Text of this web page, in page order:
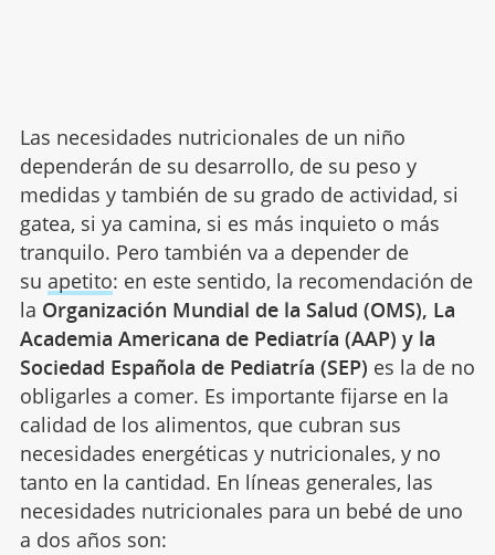
Las necesidades nutricionales de un niño
dependerán de su desarrollo, de su peso y
medidas y también de su grado de actividad, si
gatea, si ya camina, si es más inquieto o más
tranquilo. Pero también va a depender de
su apetito: en este sentido, la recomendación de
la Organización Mundial de la Salud (OMS), La
Academia Americana de Pediatría (AAP) y la
Sociedad Española de Pediatría (SEP) es la de no
obligarles a comer. Es importante fijarse en la
calidad de los alimentos, que cubran sus
necesidades energéticas y nutricionales, y no
tanto en la cantidad. En líneas generales, las
necesidades nutricionales para un bebé de uno
a dos años son: